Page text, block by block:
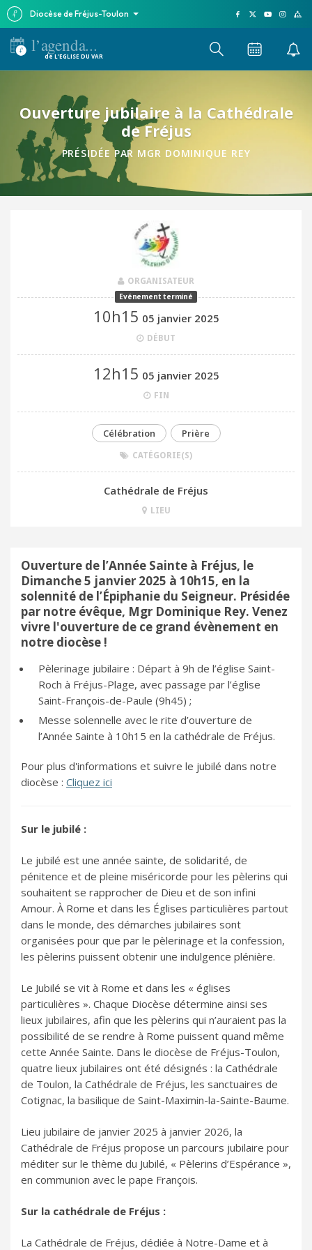
Diocèse de Fréjus-Toulon
l’agenda...
de L’EGLISE DU VAR
Ouverture jubilaire à la Cathédrale
de Fréjus
PRÉSIDÉE PAR MGR DOMINIQUE REY
ORGANISATEUR
10h15 05 janvier 2025
DÉBUT
12h15 05 janvier 2025
FIN
Célébration Prière
CATÉGORIE(S)
Cathédrale de Fréjus
LIEU
Ouverture de l’Année Sainte à Fréjus, le
Dimanche 5 janvier 2025 à 10h15, en la
solennité de l’Épiphanie du Seigneur. Présidée
par notre évêque, Mgr Dominique Rey. Venez
vivre l'ouverture de ce grand évènement en
notre diocèse !
Pèlerinage jubilaire : Départ à 9h de l’église Saint-
Roch à Fréjus-Plage, avec passage par l’église
Saint-François-de-Paule (9h45) ;
Messe solennelle avec le rite d’ouverture de
l’Année Sainte à 10h15 en la cathédrale de Fréjus.
Pour plus d'informations et suivre le jubilé dans notre
diocèse : Cliquez ici
Sur le jubilé :
Le jubilé est une année sainte, de solidarité, de
pénitence et de pleine miséricorde pour les pèlerins qui
souhaitent se rapprocher de Dieu et de son infini
Amour. À Rome et dans les Églises particulières partout
dans le monde, des démarches jubilaires sont
organisées pour que par le pèlerinage et la confession,
les pèlerins puissent obtenir une indulgence plénière.
Le Jubilé se vit à Rome et dans les « églises
particulières ». Chaque Diocèse détermine ainsi ses
lieux jubilaires, afin que les pèlerins qui n’auraient pas la
possibilité de se rendre à Rome puissent quand même
cette Année Sainte. Dans le diocèse de Fréjus-Toulon,
quatre lieux jubilaires ont été désignés : la Cathédrale
de Toulon, la Cathédrale de Fréjus, les sanctuaires de
Cotignac, la basilique de Saint-Maximin-la-Sainte-Baume.
Lieu jubilaire de janvier 2025 à janvier 2026, la
Cathédrale de Fréjus propose un parcours jubilaire pour
méditer sur le thème du Jubilé, « Pèlerins d’Espérance »,
en communion avec le pape François.
Sur la cathédrale de Fréjus :
La Cathédrale de Fréjus, dédiée à Notre-Dame et à